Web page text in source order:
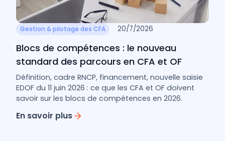
Gestion & pilotage des CFA 20/7/2026
Blocs de compétences : le nouveau
standard des parcours en CFA et OF
Définition, cadre RNCP, financement, nouvelle saisie
EDOF du 11 juin 2026 : ce que les CFA et OF doivent
savoir sur les blocs de compétences en 2026.
En savoir plus